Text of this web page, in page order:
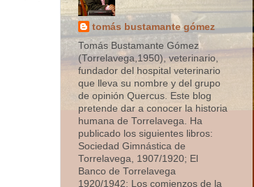
tomás bustamante gómez
Tomás Bustamante Gómez
(Torrelavega,1950), veterinario,
fundador del hospital veterinario
que lleva su nombre y del grupo
de opinión Quercus. Este blog
pretende dar a conocer la historia
humana de Torrelavega. Ha
publicado los siguientes libros:
Sociedad Gimnástica de
Torrelavega, 1907/1920; El
Banco de Torrelavega
1920/1942; Los comienzos de la